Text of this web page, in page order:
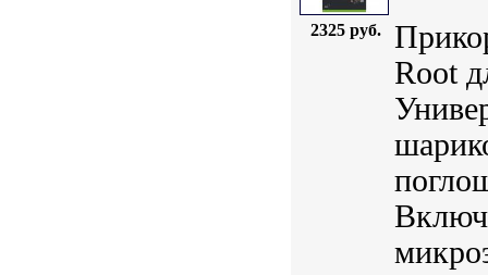
2325 руб.
Root